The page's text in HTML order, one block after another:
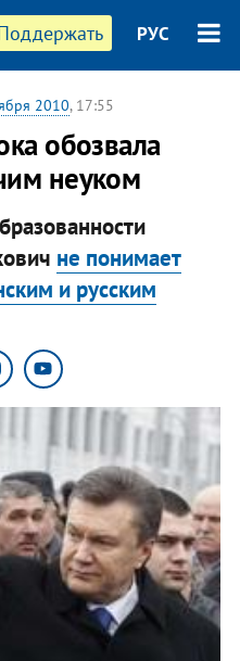
РУС
2010, 17:55
обозвала
неуком
не понимает
и русским